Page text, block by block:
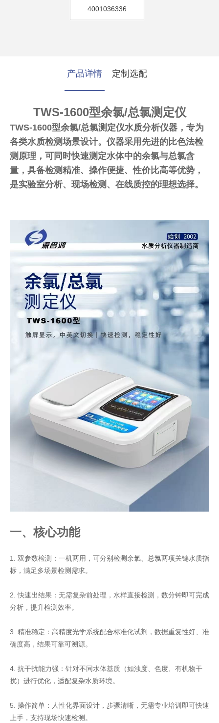
4001036336
产品详情 定制选配
TWS-1600型余氯/总氯测定仪
TWS-1600型余氯/总氯测定仪水质分析仪器，专为
各类水质检测场景设计。仪器采用先进的比色法检
测原理，可同时快速测定水体中的余氯与总氯含
量，具备检测精准、操作便捷、性价比高等优势，
是实验室分析、现场检测、在线质控的理想选择。
一、核心功能
1. 双参数检测：一机两用，可分别检测余氯、总氯两项关键水质指
标，满足多场景检测需求。
2. 快速出结果：无需复杂前处理，水样直接检测，数分钟即可完成
分析，提升检测效率。
3. 精准稳定：高精度光学系统配合标准化试剂，数据重复性好、准
确度高，结果可靠可溯源。
4. 抗干扰能力强：针对不同水体基质（如浊度、色度、有机物干
扰）进行优化，适配复杂水质环境。
5. 操作简单：人性化界面设计，步骤清晰，无需专业培训即可快速
上手，支持现场快速检测。